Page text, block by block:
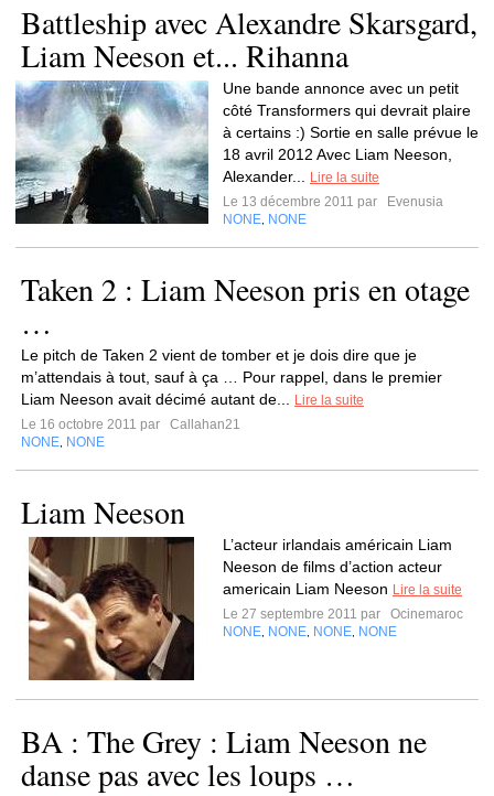
Battleship avec Alexandre Skarsgard,
Liam Neeson et... Rihanna
Une bande annonce avec un petit
côté Transformers qui devrait plaire
à certains :) Sortie en salle prévue le
18 avril 2012 Avec Liam Neeson,
Alexander...
Lire la suite
Le 13 décembre 2011 par
Evenusia
NONE NONE
Taken 2 : Liam Neeson pris en otage
…
Le pitch de Taken 2 vient de tomber et je dois dire que je
m’attendais à tout, sauf à ça … Pour rappel, dans le premier
Liam Neeson avait décimé autant de...
Lire la suite
Le 16 octobre 2011 par
Callahan21
NONE NONE
Liam Neeson
L’acteur irlandais américain Liam
Neeson de films d’action acteur
americain Liam Neeson Lire la suite
Le 27 septembre 2011 par
Ocinemaroc
NONE NONE NONE NONE
BA : The Grey : Liam Neeson ne
danse pas avec les loups …